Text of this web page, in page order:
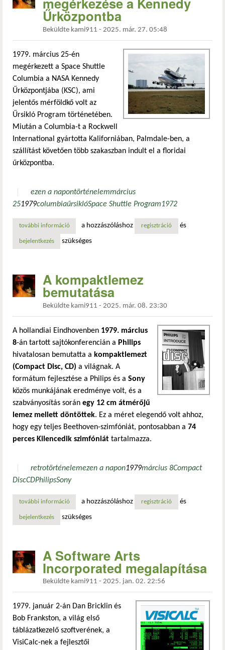
Űrközpontba
Beküldte kami911 - 2025. már. 27. 05:48
1979. március 25-én
megérkezett a Space Shuttle
Columbia a NASA Kennedy
Űrközpontjába (KSC), ami
jelentős mérföldkő volt az
Űrsikló Program történetében.
Miután a Columbia-t a Rockwell
International gyártotta Kaliforniában, Palmdale-ben, a
szállítást követően több szakaszban indult el a floridai
űrközpontba.
ezen a napontörténelemmárcius
251979columbiaűrsiklóSpace Shuttle Program1972
további információa columbia űrsikló megérkezése a kennedy űrközpontba
a hozzászóláshoz regisztráció és
bejelentkezés szükséges
A kompaktlemez
bemutatása
Beküldte kami911 - 2025. már. 08. 23:30
A hollandiai Eindhovenben 1979. március
8-án tartott sajtókonferencián a Philips
hivatalosan bemutatta a kompaktlemezt
(Compact Disc, CD) a világnak. A
formátum fejlesztése a Philips és a Sony
közös munkájának eredménye volt, és a
szabványosítás során egy 12 cm átmérőjű
lemez mellett döntöttek. Ez a méret elegendő volt ahhoz,
hogy egy teljes Beethoven-szimfóniát, pontosabban a 74
perces Kilencedik szimfóniát tartalmazza.
retrotörténelemezen a napon1979március 8Compact
DiscCDPhilipsSony
további információa kompaktlemez bemutatása tartalommal kapcsolatosan
a hozzászóláshoz regisztráció és
bejelentkezés szükséges
A Software Arts
Incorporated megalapítása
Beküldte kami911 - 2025. jan. 02. 22:56
1979. január 2-án Dan Bricklin és
Bob Frankston, a világ első
táblázatkezelő szoftverének, a
VisiCalc-nek a fejlesztői